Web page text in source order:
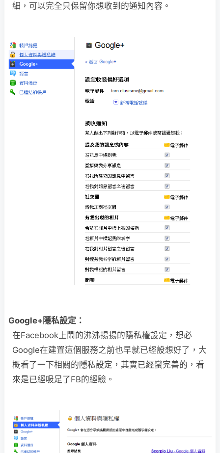
細，可以完全只保留你想收到的通知內容。
Google+隱私設定：
在Facebook上鬧的沸沸揚揚的隱私權設定，想必
Google在建置這個服務之前也早就已經設想好了，大
概看了一下相關的隱私設定，其實已經蠻完善的，看
來是已經吸足了FB的經驗。